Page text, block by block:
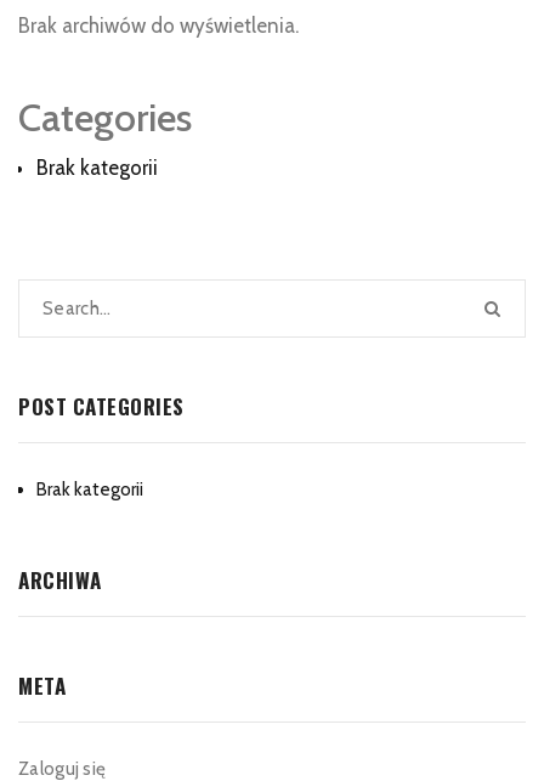
Brak archiwów do wyświetlenia.
Categories
Brak kategorii
POST CATEGORIES
Brak kategorii
ARCHIWA
META
Zaloguj się